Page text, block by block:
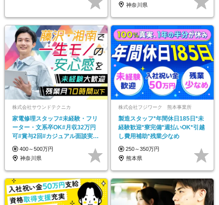
神奈川県
株式会社サウンドテクニカ
家電修理スタッフ#未経験・フリ
ーター・文系卒OK#月収32万円
可#賞与2回#カジュアル面談実施
#藤沢勤務
400～500万円
神奈川県
株式会社フジワーク 熊本事業所
製造スタッフ*年間休日185日*未
経験歓迎*寮完備*週払いOK*引越
し費用補助*残業少なめ
250～350万円
熊本県